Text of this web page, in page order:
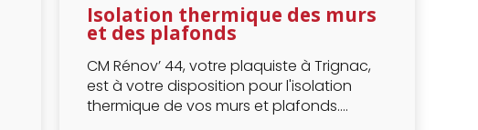
Isolation thermique des murs
et des plafonds
CM Rénov’ 44, votre plaquiste à Trignac,
est à votre disposition pour l'isolation
thermique de vos murs et plafonds....